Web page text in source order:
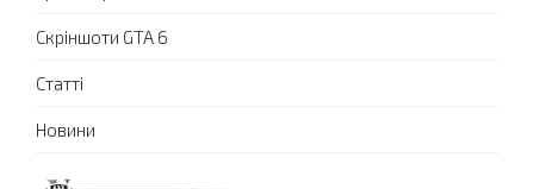
Скріншоти GTA 6
Статті
Новини